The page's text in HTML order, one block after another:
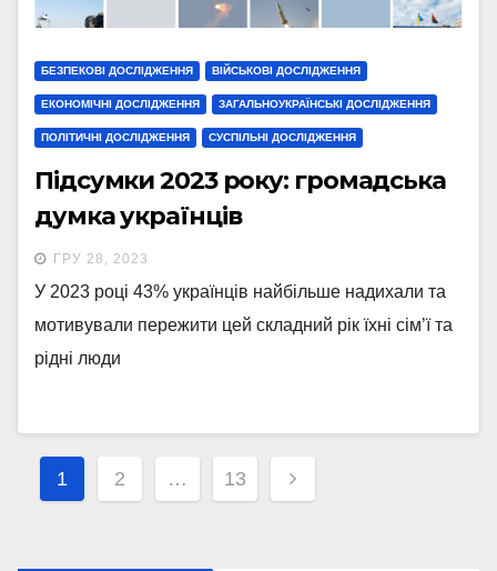
БЕЗПЕКОВІ ДОСЛІДЖЕННЯ ВІЙСЬКОВІ ДОСЛІДЖЕННЯ
ЕКОНОМІЧНІ ДОСЛІДЖЕННЯ ЗАГАЛЬНОУКРАЇНСЬКІ ДОСЛІДЖЕННЯ
ПОЛІТИЧНІ ДОСЛІДЖЕННЯ СУСПІЛЬНІ ДОСЛІДЖЕННЯ
Підсумки 2023 року: громадська
думка українців
ГРУ 28, 2023
У 2023 році 43% українців найбільше надихали та
мотивували пережити цей складний рік їхні сім’ї та
рідні люди
Навігація
записів
1 2 … 13